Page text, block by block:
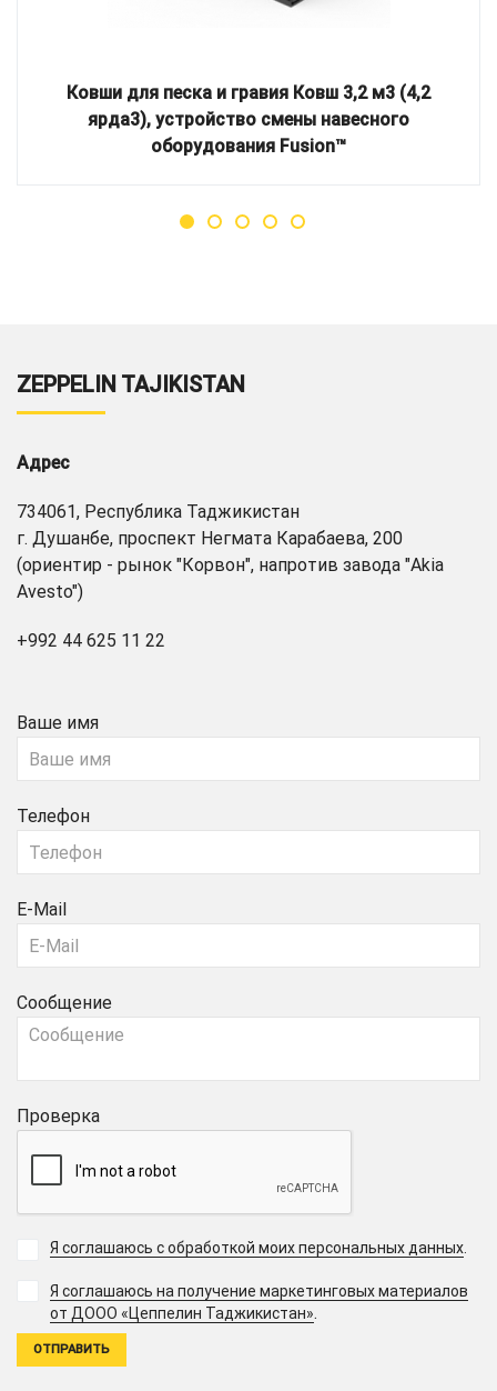
Ковши для песка и гравия Ковш 3,2 м3 (4,2
ярда3), устройство смены навесного
оборудования Fusion™
ZEPPELIN TAJIKISTAN
Адрес
734061, Республика Таджикистан
г. Душанбе, проспект Негмата Карабаева, 200
(ориентир - рынок "Корвон", напротив завода "Akia
Avesto")
+992 44 625 11 22
Ваше имя
Телефон
E-Mail
Сообщение
Проверка
Я соглашаюсь с обработкой моих персональных данных
Я соглашаюсь на получение маркетинговых материалов
от ДООО «Цеппелин Таджикистан».